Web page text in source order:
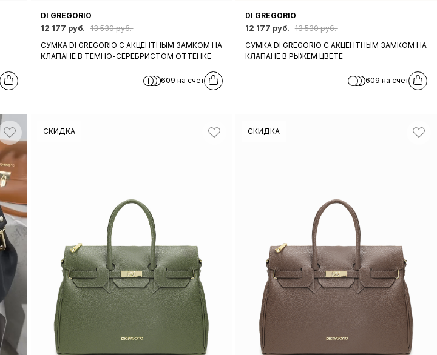
DI GREGORIO
12 177 руб.
13 530 руб.
СУМКА DI GREGORIO С АКЦЕНТНЫМ ЗАМКОМ НА
КЛАПАНЕ В ТЕМНО-СЕРЕБРИСТОМ ОТТЕНКЕ
609 на счет
DI GREGORIO
12 177 руб.
13 530 руб.
СУМКА DI GREGORIO С АКЦЕНТНЫМ ЗАМКОМ НА
КЛАПАНЕ В РЫЖЕМ ЦВЕТЕ
609 на счет
СКИДКА СКИДКА